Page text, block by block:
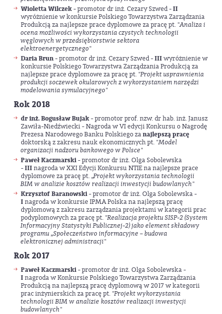
Wioletta Wilczek- promotor dr inż. Cezary Szwed -II
wyróżnienie w konkursie Polskiego Towarzystwa Zarządzania
Produkcją za najlepsze prace dyplomowe za pracę pt. "Analiza i
ocena możliwości wykorzystania czystych technologii
węglowych w przedsiębiorstwie sektora
elektroenergetycznego"
Daria Brun- promotor dr inż. Cezary Szwed -IIIwyróżnienie w
konkursie Polskiego Towarzystwa Zarządzania Produkcją za
najlepsze prace dyplomowe za pracę pt. "Projekt usprawnienia
produkcji soczewek okularowych z wykorzystaniem narzędzi
modelowania symulacyjnego"
Rok 2018
dr inż. Bogusław Bujak- promotor prof. nzw. dr hab. inż. Janusz
Zawiła-Niedźwiecki - Nagroda w VI edycji Konkursu o Nagrodę
Prezesa Narodowego Banku Polskiego zanajlepszą pracę
doktorską z zakresu nauk ekonomicznych pt. "Model
organizacji nadzoru bankowego w Polsce"
Paweł Kaczmarski- promotor dr inż. Olga Sobolewska
-IIInagroda w XXI Edycji Konkursu NTIE na najlepsze prace
dyplomowe za pracę pt. „Projekt wykorzystania technologii
BIM w analizie kosztów realizacji inwestycji budowlanych"
Krzysztof Baranowski- promotor dr inż. Olga Sobolewska -
Inagroda w konkursie IPMA Polska na najlepszą pracę
dyplomową z zakresu zarządzania projektami w kategorii prac
podyplomowych za pracę pt. "Realizacja projektu SISP-2 (System
Informacyjny Statystyki Publicznej-2) jako element składowy
programu „Społeczeństwo informacyjne – budowa
elektronicznej administracji"
Rok 2017
Paweł Kaczmarski- promotor dr inż. Olga Sobolewska -
Inagroda w Konkursie Polskiego Towarzystwa Zarządzania
Produkcją na najlepszą pracę dyplomową w 2017 w kategorii
prac inżynierskich za pracę pt. "Projekt wykorzystania
technologii BIM w analizie kosztów realizacji inwestycji
budowlanych"